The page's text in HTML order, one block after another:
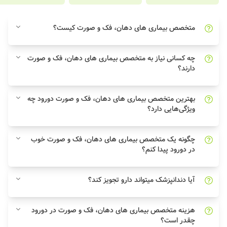
متخصص بیماری‌ های دهان، فک و صورت کیست؟
چه کسانی نیاز به متخصص بیماری‌ های دهان، فک و صورت
دارند؟
بهترین متخصص بیماری‌ های دهان، فک و صورت دورود چه
ویژگی‌هایی دارد؟
چگونه یک متخصص بیماری‌ های دهان، فک و صورت خوب
در دورود پیدا کنم؟
آیا دندانپزشک میتواند دارو تجویز کند؟
هزینه متخصص بیماری‌ های دهان، فک و صورت در دورود
چقدر است؟